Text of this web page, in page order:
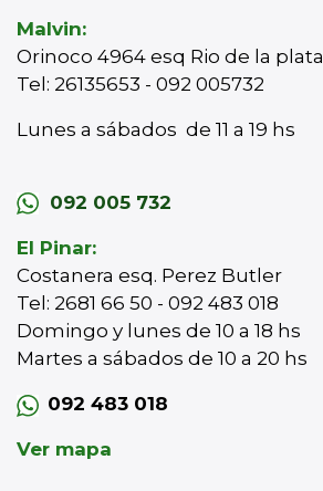
Malvin:
Orinoco 4964 esq Rio de la plata
Tel: 26135653 - 092 005732
Lunes a sábados de 11 a 19 hs
092 005 732
El Pinar:
Costanera esq. Perez Butler
Tel: 2681 66 50 - 092 483 018
Domingo y lunes de 10 a 18 hs
Martes a sábados de 10 a 20 hs
092 483 018
Ver mapa